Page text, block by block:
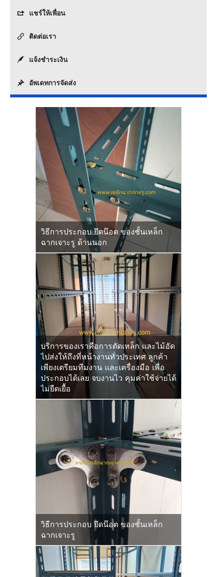
แชร์ให้เพื่อน
ติดต่อเรา
แจ้งชำระเงิน
อัพเดทการจัดส่ง
วิธีการประกอบ ยึดน๊อต ของชั้นเหล็ก
ฉากเจาะรู ด้านนอก
บริการของเราคือการตัดเหล็ก และไม้อัด
ไปส่งให้ถึงที่หน้างานทั่วประเทศ ลูกค้า
เพียงเตรียมทีมงาน และเครื่องมือ เพื่อ
ประกอบได้เลย จบงานไว คุมค่าใช้จ่ายได้
ไม่ยืดเยื้อ
วิธีการประกอบ ยึดน๊อต ของชั้นเหล็ก
ฉากเจาะรู